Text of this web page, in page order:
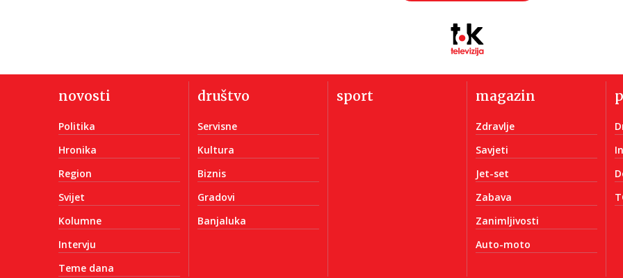
novosti
Politika
Hronika
Region
Svijet
Kolumne
Intervju
Teme dana
društvo
Servisne
Kultura
Biznis
Gradovi
Banjaluka
sport magazin
Zdravlje
Savjeti
Jet-set
Zabava
Zanimljivosti
Auto-moto